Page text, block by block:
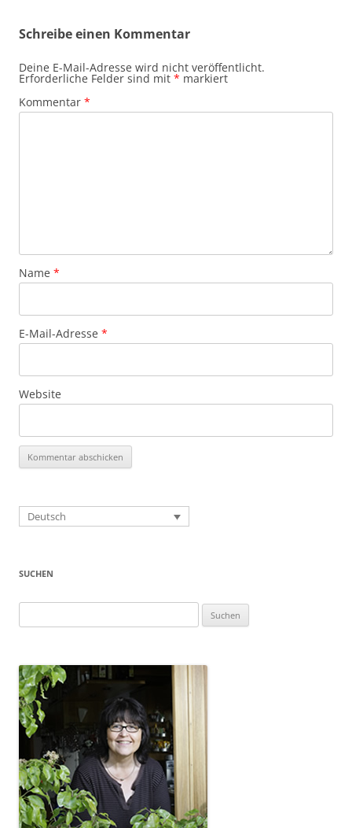
Schreibe einen Kommentar
Deine E-Mail-Adresse wird nicht veröffentlicht.
Erforderliche Felder sind mit * markiert
Kommentar *
Name *
E-Mail-Adresse *
Website
Deutsch
SUCHEN
nach: